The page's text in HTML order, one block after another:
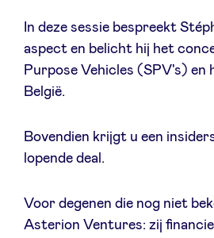
Nieuws
Voordelen
BeAngels Luxemburg
In deze sessie bespreekt
aspect en belicht hij het
Purpose Vehicles (SPV's) en
België.
Bovendien krijgt u een
lopende deal.
Voor degenen die nog niet
Asterion Ventures: zij